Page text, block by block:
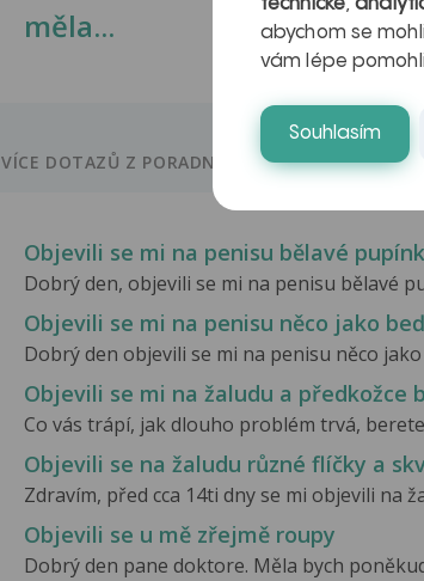
měla...
VÍCE DOTAZŮ Z PORADNY
Objevili se mi na penisu bělavé
Dobrý den, objevili se mi na penisu bělavé
Objevili se mi na penisu něco jako
Dobrý den objevili se mi na penisu něco
Objevili se mi na žaludu a předkožce
Co vás trápí, jak dlouho problém trvá,
Objevili se na žaludu různé flíčky a
Zdravím, před cca 14ti dny se mi objevili na
Objevili se u mě zřejmě roupy
Dobrý den pane doktore. Měla bych
technické,
abychom se
vám lépe
Souhlasím